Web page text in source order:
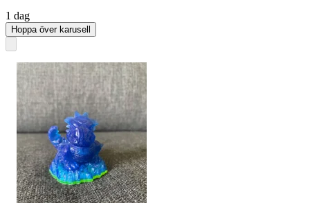
1 dag
Hoppa över karusell